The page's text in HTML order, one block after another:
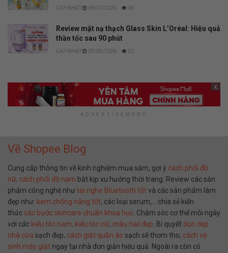
06/07/2026 36
Review mặt nạ thạch Glass Skin L’Oréal: Hiệu quả
thần tốc sau 90 phút
29/05/2026 22
x
ADVERTISEMENT
Về Shopee Blog
Cung cấp thông tin về kinh nghiệm mua sắm, gợi ý cách phối đồ
nữ, cách phối đồ nam bắt kịp xu hướng thời trang. Review các sản
phẩm công nghệ nhưtai nghe Bluetooth tốtvà các sản phẩm làm
đẹp như: kem chống nắng tốt, các loại serum,… chia sẻ kiến
thức các bước skincare chuẩn khoa học . Chăm sóc cơ thể mỗi ngày
với các kiểu tóc nam, kiểu tóc nữ, mẫu nail đẹp . Bí quyết dọn dẹp
nhà cửa sạch đẹp, cách giặt quần áo sạch sẽ thơm tho, cách vệ
sinh máy giặt ngay tại nhà đơn giản hiệu quả. Ngoài ra còn có